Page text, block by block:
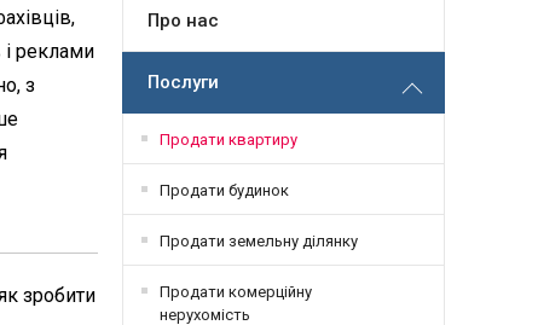
реклами
з
зробити
Про нас
Послуги
Продати квартиру
Продати будинок
Продати земельну ділянку
Продати комерційну
нерухомість